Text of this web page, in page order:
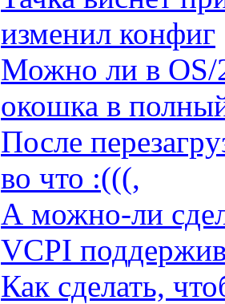
изменил конфиг
Можно ли в OS/
окошка в
После
во что :(((,
А можно-ли
VCPI
Как сделать,